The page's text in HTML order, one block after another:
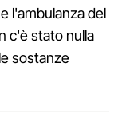
l'ambulanza del
c'è stato nulla
sostanze